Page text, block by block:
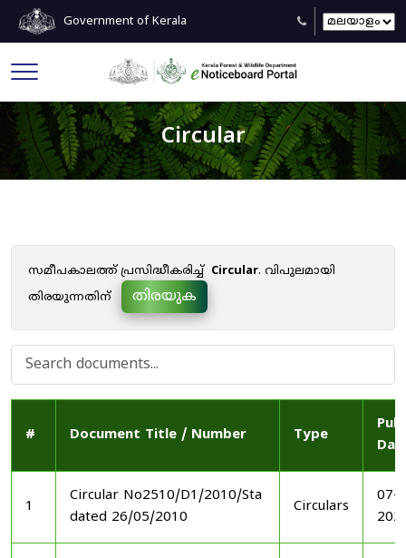
Government of Kerala
Circular
സമീപകാലത്ത് പ്രസിദ്ധീകരിച്ച് Circular. വിപുലമായി
തിരയുന്നതിന്
തിരയുക
# Document Title / Number Type
1
Circular No2510/D1/2010/Sta
dated 26/05/2010
Circulars
07-